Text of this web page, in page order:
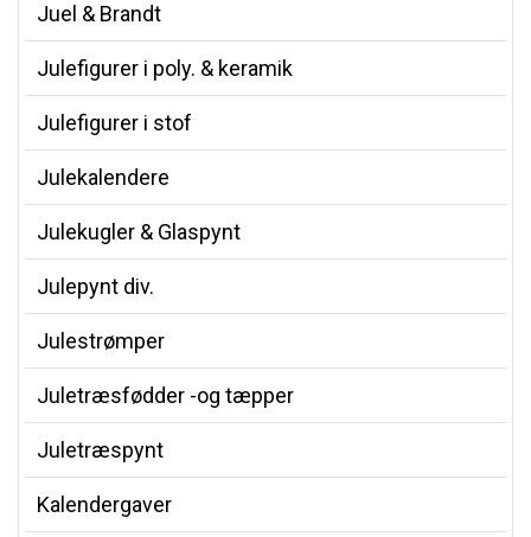
Juel & Brandt
Julefigurer i poly. & keramik
Julefigurer i stof
Julekalendere
Julekugler & Glaspynt
Julepynt div.
Julestrømper
Juletræsfødder -og tæpper
Juletræspynt
Kalendergaver